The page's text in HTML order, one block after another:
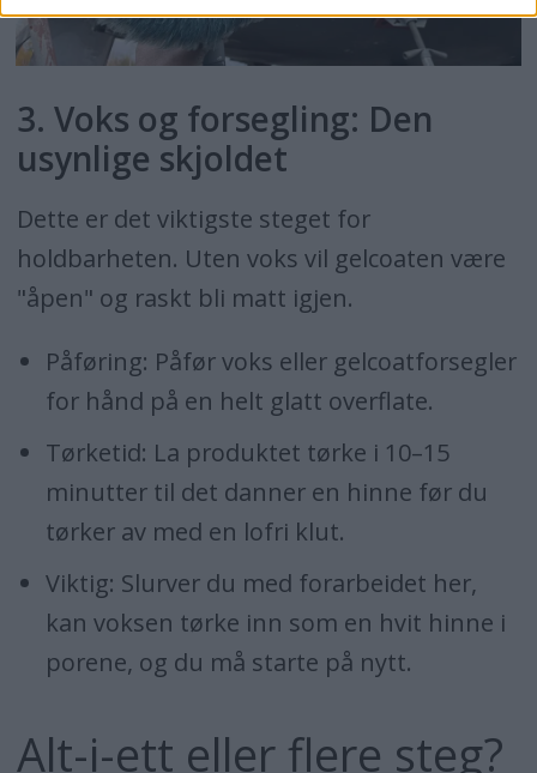
3. Voks og forsegling: Den
usynlige skjoldet
Dette er det viktigste steget for
holdbarheten. Uten voks vil gelcoaten være
"åpen" og raskt bli matt igjen.
Påføring: Påfør voks eller gelcoatforsegler
for hånd på en helt glatt overflate.
Tørketid: La produktet tørke i 10–15
minutter til det danner en hinne før du
tørker av med en lofri klut.
Viktig: Slurver du med forarbeidet her,
kan voksen tørke inn som en hvit hinne i
porene, og du må starte på nytt.
Alt-i-ett eller flere steg?